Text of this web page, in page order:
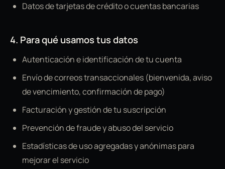
Datos de tarjetas de crédito o cuentas bancarias
4. Para qué usamos tus datos
Autenticación e identificación de tu cuenta
Envío de correos transaccionales (bienvenida, aviso
de vencimiento, confirmación de pago)
Facturación y gestión de tu suscripción
Prevención de fraude y abuso del servicio
Estadísticas de uso agregadas y anónimas para
mejorar el servicio